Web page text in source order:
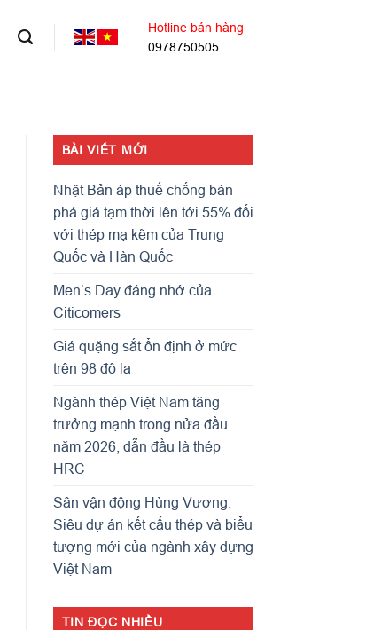
Hotline bán hàng
0978750505
BÀI VIẾT MỚI
Nhật Bản áp thuế chống bán
phá giá tạm thời lên tới 55% đối
với thép mạ kẽm của Trung
Quốc và Hàn Quốc
Men’s Day đáng nhớ của
Citicomers
Giá quặng sắt ổn định ở mức
trên 98 đô la
Ngành thép Việt Nam tăng
trưởng mạnh trong nửa đầu
năm 2026, dẫn đầu là thép
HRC
Sân vận động Hùng Vương:
Siêu dự án kết cấu thép và biểu
tượng mới của ngành xây dựng
Việt Nam
TIN ĐỌC NHIỀU